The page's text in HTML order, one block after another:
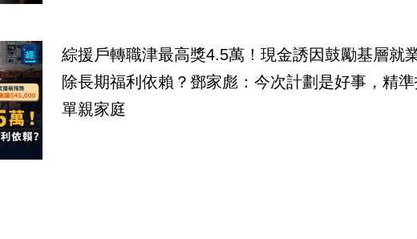
綜援戶轉職津最高獎4.5萬！現金誘因鼓勵基層就
除長期福利依賴？鄧家彪：今次計劃是好事，精
單親家庭